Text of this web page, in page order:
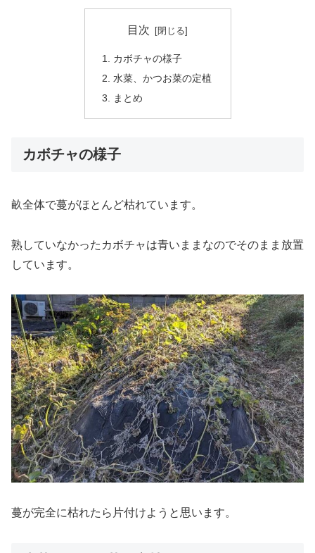
目次
カボチャの様子
水菜、かつお菜の定植
まとめ
カボチャの様子
畝全体で蔓がほとんど枯れています。
熟していなかったカボチャは青いままなのでそのまま放置
しています。
蔓が完全に枯れたら片付けようと思います。